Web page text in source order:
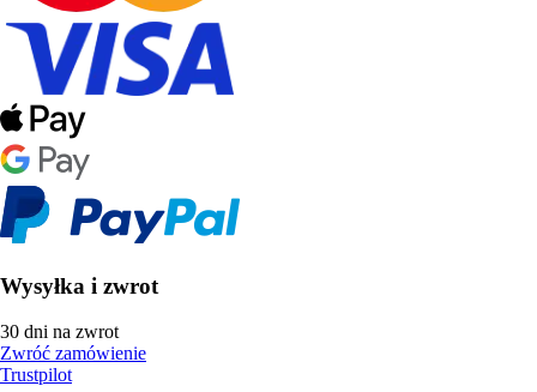
Wysyłka i zwrot
30 dni na zwrot
Zwróć zamówienie
Trustpilot